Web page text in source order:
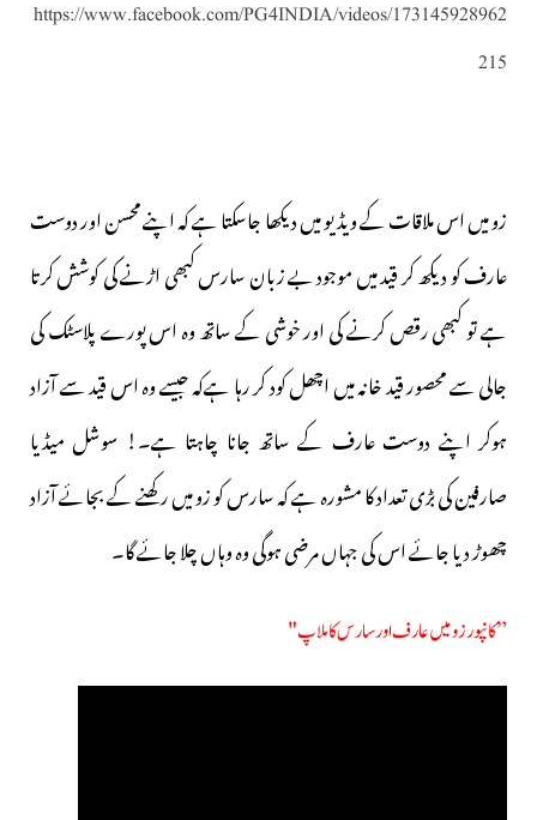
https://www.facebook.com/PG4INDIA/videos/173145928962
215
زو میں اس ملاقات کے ویڈیو میں دیکھا جاسکتا ہے کہاپنے محسن اور دوست
عارف کو دیکھ کر قید میں موجود بے زبان سارس کبھی اڑنے کی کوشش کرتا
ہے تو کبھی رقص کرنے کی اور خوشی کے ساتھ وہ اس پورے پلاسٹک کی
جالی سے محصور قید خانہ میں اچھل کود کر رہا ہےکہ جیسے وہ اس قید سے آزاد
ہوکر اپنے دوست عارف کے ساتھ جانا چاہتا ہے۔! سوشل میڈیا
صارفین کی بڑی تعداد کا مشورہ ہے کہ سارس کو زو میں رکھنے کے بجائے آزاد
چھوڑ دیا جائے اس کی جہاں مرضی ہوگی وہ وہاں چلا جائے گا۔
” کانپور زو میں عارف اور سارس کا ملاپ "